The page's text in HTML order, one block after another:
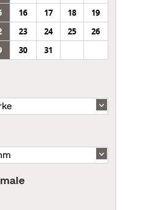
16 17 18
19
23 24 25
26
30 31